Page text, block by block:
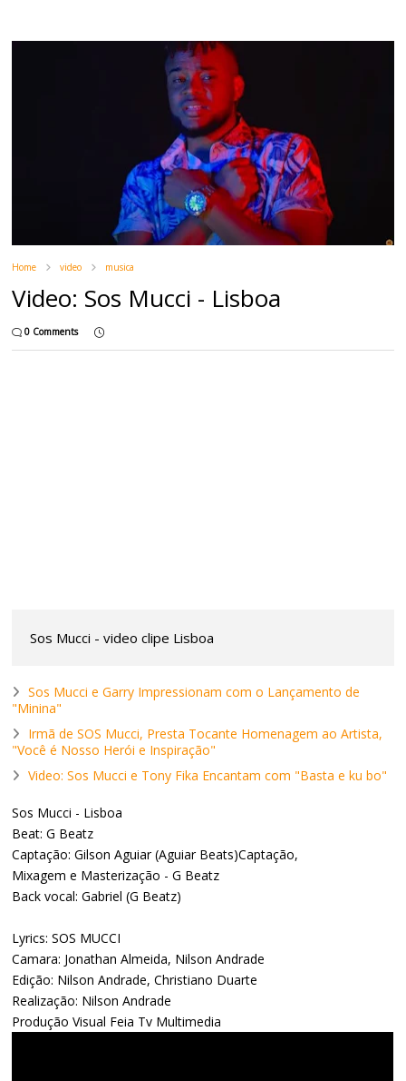
Home video musica
Video: Sos Mucci - Lisboa
0 Comments
Sos Mucci - video clipe Lisboa
Sos Mucci e Garry Impressionam com o Lançamento de
"Minina"
Irmã de SOS Mucci, Presta Tocante Homenagem ao Artista,
"Você é Nosso Herói e Inspiração"
Video: Sos Mucci e Tony Fika Encantam com "Basta e ku bo"
Sos Mucci - Lisboa
Beat: G Beatz
Captação: Gilson Aguiar (Aguiar Beats)Captação,
Mixagem e Masterização - G Beatz
Back vocal: Gabriel (G Beatz)
Lyrics: SOS MUCCI
Camara: Jonathan Almeida, Nilson Andrade
Edição: Nilson Andrade, Christiano Duarte
Realização: Nilson Andrade
Produção Visual Feia Tv Multimedia